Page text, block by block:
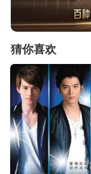
猜你喜欢